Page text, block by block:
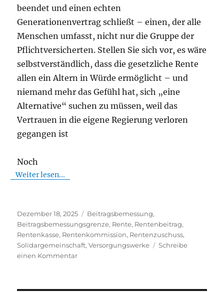
beendet und einen echten
Generationenvertrag schließt – einen, der alle
Menschen umfasst, nicht nur die Gruppe der
Pflichtversicherten. Stellen Sie sich vor, es wäre
selbstverständlich, dass die gesetzliche Rente
allen ein Altern in Würde ermöglicht – und
niemand mehr das Gefühl hat, sich „eine
Alternative“ suchen zu müssen, weil das
Vertrauen in die eigene Regierung verloren
gegangen ist
Noch
Weiter lesen...
Veröffentlicht
am
Dezember 18, 2025 Schlagwörter
Beitragsbemessung,
Beitragsbemessungsgrenze, Rente, Rentenbeitrag,
Rentenkasse, Rentenkommission, Rentenzuschuss,
Solidargemeinschaft,Versorgungswerke
Schreibe
einen Kommentarzu